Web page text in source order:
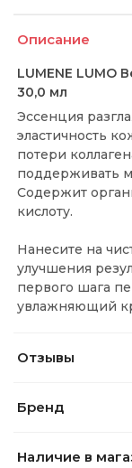
Описание
LUMENE LUMO
30,0 мл
Эссенция
эластичность
потери
поддерживать
Содержит
кислоту.
Нанесите на
улучшения
первого шага
увлажняющий
Отзывы
Бренд
Наличие в